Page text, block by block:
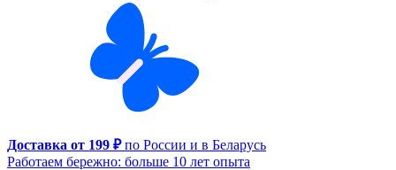
Доставка от 199 ₽по России и в Беларусь
Работаем бережно: больше 10 лет опыта